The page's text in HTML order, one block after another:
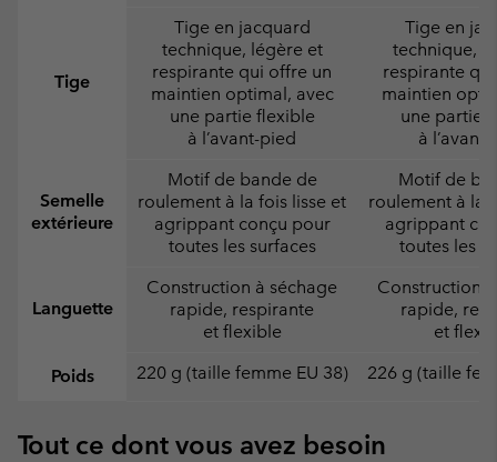
Tige
Tige en jacquard
technique, légère et
respirante qui offre un
maintien optimal, avec
une partie flexible
à l’avant-pied
Tige en
technique,
respirante
maintien
une partie
à
Semelle
extérieure
Motif de bande de
roulement à la fois lisse et
agrippant conçu pour
toutes les surfaces
Motif de
roulement à la
agrippant
toutes les
Languette
Construction à séchage
rapide, respirante
et flexible
Construction
rapide,
et
Poids 220 g (taille femme EU 38) 226 g (taille
Tout ce dont vous avez besoin